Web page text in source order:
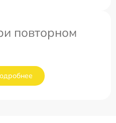
повторном